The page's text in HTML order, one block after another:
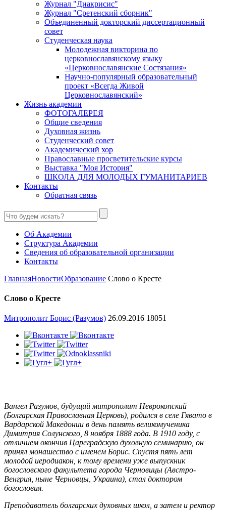
Журнал "Диакрисис"
Журнал "Сретенский сборник"
Объединенный докторский диссертационный
совет
Студенческая наука
Молодежная викторина по
церковнославянскому языку
«Церковнославянские Состязания»
Научно-популярный образовательный
проект «Всегда Живой
Церковнославянский»
Жизнь академии
ФОТОГАЛЕРЕЯ
Общие сведения
Духовная жизнь
Студенческий совет
Академический хор
Православные просветительские курсы
Выставка "Моя История"
ШКОЛА ДЛЯ МОЛОДЫХ ГУМАНИТАРИЕВ
Контакты
Обратная связь
Об Академии
Структура Академии
Сведения об образовательной организации
Контакты
ГлавнаяНовостиОбразование Слово о Кресте
Слово о Кресте
Митрополит Борис (Разумов) 26.09.2016 18051
Вангел Разумов, будущий митрополит Неврокопский
(Болгарская Православная Церковь), родился в селе Гявато в
Вардарской Македонии в день память великомученика
Димитрия Солунского, 8 ноября 1888 года. В 1910 году, с
отличием окончив Цареградскую духовную семинарию, он
принял монашество с именем Борис. Спустя пять лет
молодой иеродиакон, к тому времени уже выпускник
богословского факультета города Черновицы (Австро-
Венгрия, ныне Черновцы, Украина), стал доктором
богословия.
Преподаватель болгарских духовных школ, а затем и ректор